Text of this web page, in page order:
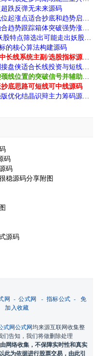
跌反弹无未来源码
通达信【黄金坑优化】主副图/选捕捉低位起涨点适合抄底和趋势启动源码
通达信【强势箱体起爆】主副图/选股融合趋势跟踪箱体突破强势涨停抄底逃顶四功能源码
通达信【妖股潜伏】副图/选股 结合了妖股特点筛选出可能走出妖股的个股源码
的核心算法构建源码
通达信【主力进出仪表盘】抓主升浪短中长线系统主副/选股指标源码
通达信【抄底霸王】副图/选股指标告别接盘侠适合长线投资与短线操作无未来源码
通达信【大美女颈线】主副/选指标关键颈线位置的突破信号并辅助判断买卖时机源码
底思路可短线可中线源码
通达信【智能筹码分析】副图/选股加强版优化结晶识辩主力筹码源码
码
码
稳源码分享附图
源码
网 -公式网 -指标公式 -免
加入收藏
式网公式网均来源互联网收集整
们告知，我们将做删除处理
网络收集，不保障实时性和真实
此为依据进行股票交易，由此引